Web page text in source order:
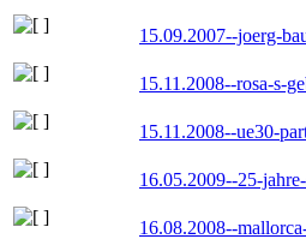
15.09.2007--joerg-
15.11.2008--rosa-s-
15.11.2008--ue30-
16.05.2009--25-
16.08.2008--